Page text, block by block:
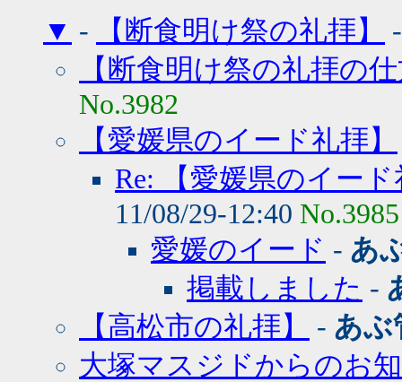
▼ - 【断食明け祭の礼拝】
【断食明け祭の礼拝の
No.3982
【愛媛県のイード礼拝】
Re: 【愛媛県のイー
11/08/29-12:40 No.3985
愛媛のイード - あ
掲載しました -
【高松市の礼拝】
- あぶ
大塚マスジドからのお